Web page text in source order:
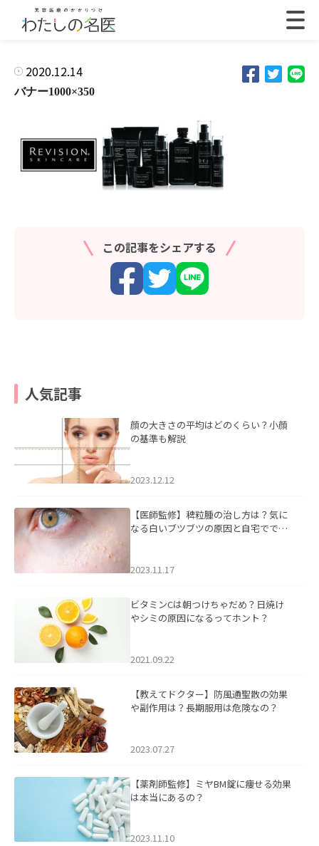
2020.12.14
バナー1000×350
この記事をシェアする
人気記事
顔の大きさの平均はどのくらい？小顔
の基準も解説
2023.12.12
【医師監修】稗粒腫の治し方は？気に
なる白いブツブツの原因と自宅ででき
2023.11.17
ビタミンCは朝つけちゃだめ？日焼け
やシミの原因になるってホント？
2021.09.22
【教えてドクター】防風通聖散の効果
や副作用は？長期服用は危険なの？
2023.07.27
【薬剤師監修】ミヤBM錠に痩せる効果
は本当にあるの？
2023.11.10